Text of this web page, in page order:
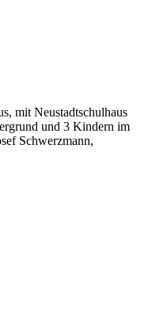
mit Neustadtschulhaus
und 3 Kindern im
Schwerzmann,